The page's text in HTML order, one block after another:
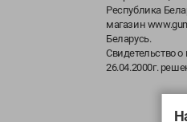
Республика
магазин
Беларусь.
Свидетельство
26.04.2000г.